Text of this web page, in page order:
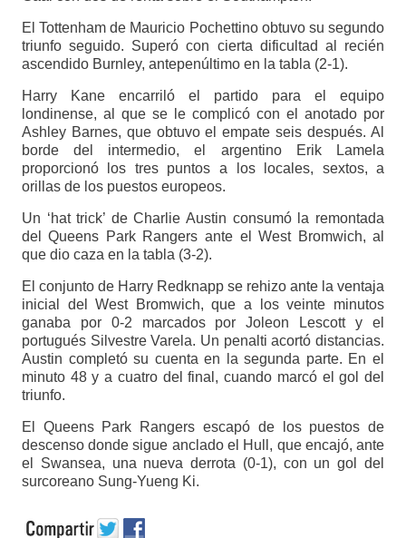
El Tottenham de Mauricio Pochettino obtuvo su segundo
triunfo seguido. Superó con cierta dificultad al recién
ascendido Burnley, antepenúltimo en la tabla (2-1).
Harry Kane encarriló el partido para el equipo
londinense, al que se le complicó con el anotado por
Ashley Barnes, que obtuvo el empate seis después. Al
borde del intermedio, el argentino Erik Lamela
proporcionó los tres puntos a los locales, sextos, a
orillas de los puestos europeos.
Un ‘hat trick’ de Charlie Austin consumó la remontada
del Queens Park Rangers ante el West Bromwich, al
que dio caza en la tabla (3-2).
El conjunto de Harry Redknapp se rehizo ante la ventaja
inicial del West Bromwich, que a los veinte minutos
ganaba por 0-2 marcados por Joleon Lescott y el
portugués Silvestre Varela. Un penalti acortó distancias.
Austin completó su cuenta en la segunda parte. En el
minuto 48 y a cuatro del final, cuando marcó el gol del
triunfo.
El Queens Park Rangers escapó de los puestos de
descenso donde sigue anclado el Hull, que encajó, ante
el Swansea, una nueva derrota (0-1), con un gol del
surcoreano Sung-Yueng Ki.